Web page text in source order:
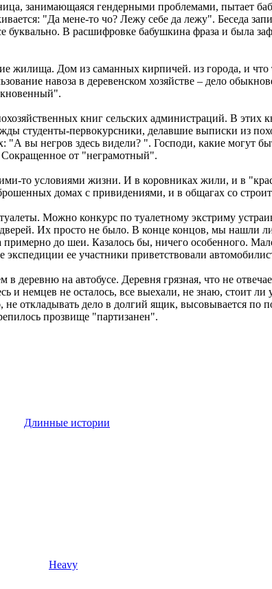
занимающаяся гендерными проблемами, пытает
"Да мене-то чо? Лежу себе да лежу". Беседа
буквально. В расшифровке бабушкина фраза и была
жилища. Дом из саманных кирпичей. из города, и
навоза в деревенском хозяйстве – дело
книг сельских администраций. В
студенты-первокурсники, делавшие выписки из
вы негров здесь видели? ". Господи, какие могут
от "неграмотный".
то условиями жизни. И в коровниках жили, и в
домах с привидениями, и в общагах со
Можно конкурс по туалетному экстриму
Их просто не было. В конце концов, мы нашли
до шеи. Казалось бы, ничего особенного.
ее участники приветствовали
в деревню на автобусе. Деревня грязная, что не
и немцев не осталось, все выехали, не знаю, стоит
откладывать дело в долгий ящик, высовывается по
прозвище "партизанен".
Длинные истории
Heavy